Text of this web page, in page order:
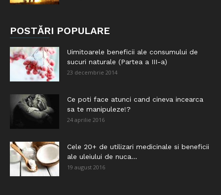
POSTĂRI POPULARE
Uimitoarele beneficii ale consumului de
sucuri naturale (Partea a III-a)
23 decembrie 2014
Ce poti face atunci cand cineva incearca
sa te manipuleze!?
24 aprilie 2016
Cele 20+ de utilizari medicinale si beneficii
ale uleiului de nuca...
19 august 2016